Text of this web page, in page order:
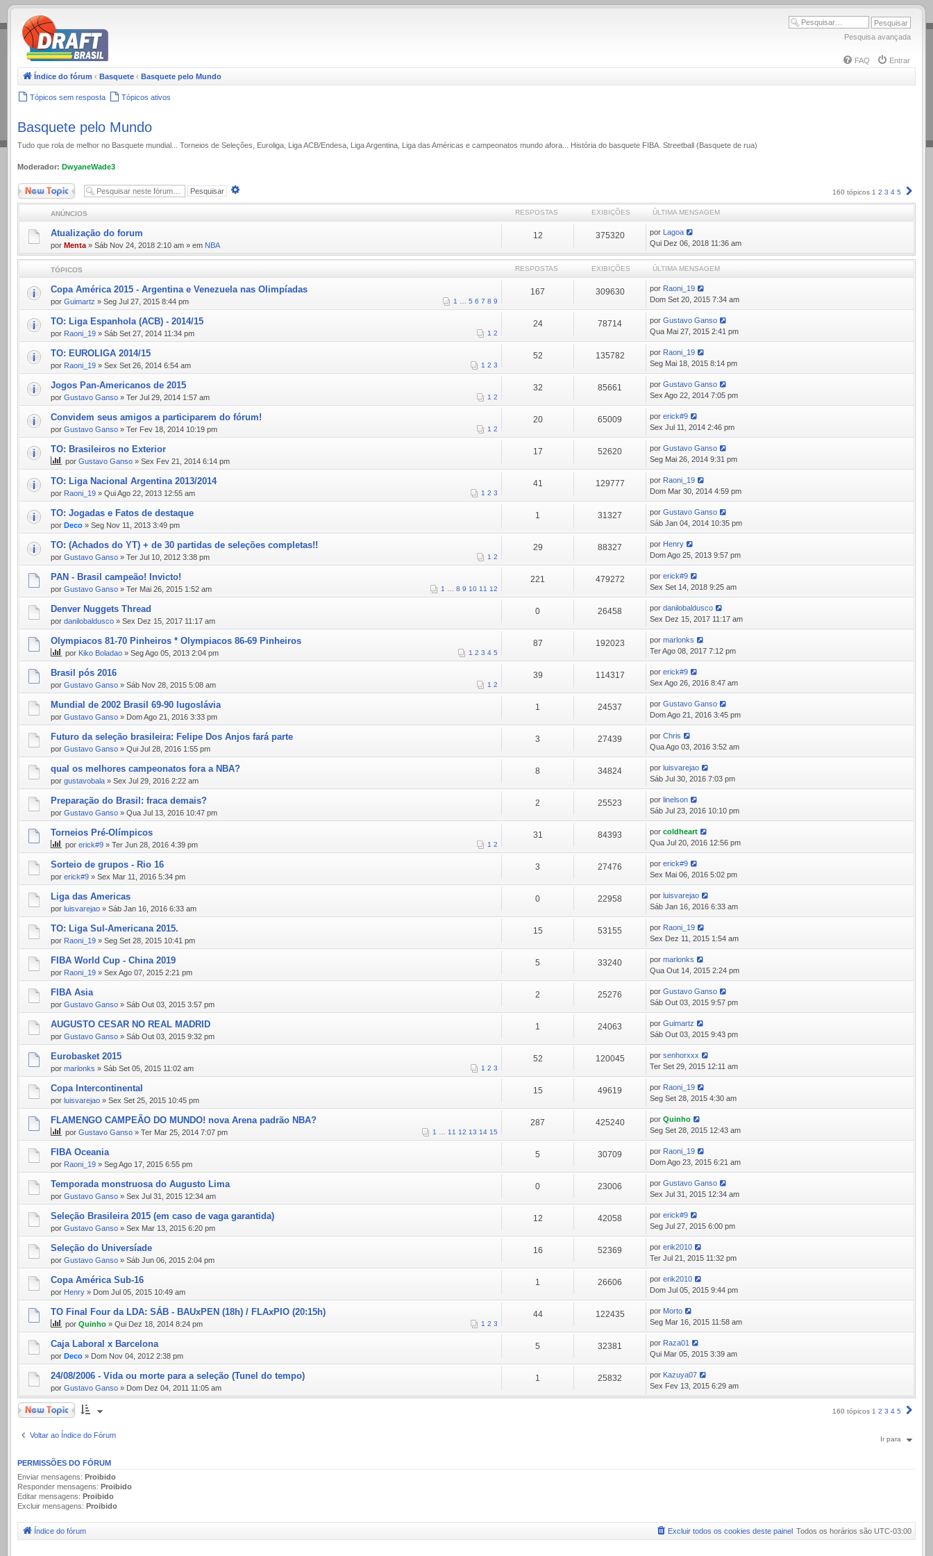
.
Pesquisa avançada
FAQ
Entrar
Índice do fórum ‹ Basquete ‹ Basquete pelo Mundo
Tópicos sem resposta Tópicos ativos
Basquete pelo Mundo
Tudo que rola de melhor no Basquete mundial... Torneios de Seleções, Euroliga, Liga ACB/Endesa, Liga Argentina, Liga das Américas e campeonatos mundo afora... História do basquete FIBA. Streetball (Basquete de rua)
Moderador: DwyaneWade3
Novo Tópico
160 tópicos 1 2 3 4 5
ANÚNCIOS RESPOSTAS EXIBIÇÕES ÚLTIMA MENSAGEM
Atualização do forum
por Menta » Sáb Nov 24, 2018 2:10 am » em NBA
12 375320 por Lagoa
Qui Dez 06, 2018 11:36 am
TÓPICOS RESPOSTAS EXIBIÇÕES ÚLTIMA MENSAGEM
Copa América 2015 - Argentina e Venezuela nas Olimpíadas
por Guimartz » Seg Jul 27, 2015 8:44 pm 1 5 6 7 8 9
167 309630 por Raoni_19
Dom Set 20, 2015 7:34 am
TO: Liga Espanhola (ACB) - 2014/15
por Raoni_19 » Sáb Set 27, 2014 11:34 pm 1 2
24 78714 porGustavo Ganso
Qua Mai 27, 2015 2:41 pm
TO: EUROLIGA 2014/15
por Raoni_19 » Sex Set 26, 2014 6:54 am 1 2 3
52 135782 por Raoni_19
Seg Mai 18, 2015 8:14 pm
Jogos Pan-Americanos de 2015
por Gustavo Ganso » Ter Jul 29, 2014 1:57 am 1 2
32 85661 porGustavo Ganso
Sex Ago 22, 2014 7:05 pm
Convidem seus amigos a participarem do fórum!
por Gustavo Ganso » Ter Fev 18, 2014 10:19 pm 1 2
20 65009 porerick#9
Sex Jul 11, 2014 2:46 pm
TO: Brasileiros no Exterior
por Gustavo Ganso » Sex Fev 21, 2014 6:14 pm
17 52620 porGustavo Ganso
Seg Mai 26, 2014 9:31 pm
TO: Liga Nacional Argentina 2013/2014
por Raoni_19 » Qui Ago 22, 2013 12:55 am 1 2 3
41 129777 por Raoni_19
Dom Mar 30, 2014 4:59 pm
TO: Jogadas e Fatos de destaque
por Deco » Seg Nov 11, 2013 3:49 pm
1 31327 porGustavo Ganso
Sáb Jan 04, 2014 10:35 pm
TO: (Achados do YT) + de 30 partidas de seleções completas!!
por Gustavo Ganso » Ter Jul 10, 2012 3:38 pm 1 2
29 88327 por Henry
Dom Ago 25, 2013 9:57 pm
PAN - Brasil campeão! Invicto!
por Gustavo Ganso » Ter Mai 26, 2015 1:52 am 1 8 9 10 11 12
221 479272 porerick#9
Sex Set 14, 2018 9:25 am
Denver Nuggets Thread
por danilobaldusco » Sex Dez 15, 2017 11:17 am
0 26458 pordanilobaldusco
Sex Dez 15, 2017 11:17 am
Olympiacos 81-70 Pinheiros * Olympiacos 86-69 Pinheiros
por Kiko Boladao » Seg Ago 05, 2013 2:04 pm 1 2 3 4 5
87 192023 pormarlonks
Ter Ago 08, 2017 7:12 pm
Brasil pós 2016
por Gustavo Ganso » Sáb Nov 28, 2015 5:08 am 1 2
39 114317 porerick#9
Sex Ago 26, 2016 8:47 am
Mundial de 2002 Brasil 69-90 Iugoslávia
por Gustavo Ganso » Dom Ago 21, 2016 3:33 pm
1 24537 porGustavo Ganso
Dom Ago 21, 2016 3:45 pm
Futuro da seleção brasileira: Felipe Dos Anjos fará parte
por Gustavo Ganso » Qui Jul 28, 2016 1:55 pm
3 27439 porChris
Qua Ago 03, 2016 3:52 am
qual os melhores campeonatos fora a NBA?
por gustavobala » Sex Jul 29, 2016 2:22 am
8 34824 porluisvarejao
Sáb Jul 30, 2016 7:03 pm
Preparação do Brasil: fraca demais?
por Gustavo Ganso » Qua Jul 13, 2016 10:47 pm
2 25523 porlinelson
Sáb Jul 23, 2016 10:10 pm
Torneios Pré-Olímpicos
por erick#9 » Ter Jun 28, 2016 4:39 pm 1 2
31 84393 porcoldheart
Qua Jul 20, 2016 12:56 pm
Sorteio de grupos - Rio 16
por erick#9 » Sex Mar 11, 2016 5:34 pm
3 27476 porerick#9
Sex Mai 06, 2016 5:02 pm
Liga das Americas
por luisvarejao » Sáb Jan 16, 2016 6:33 am
0 22958 porluisvarejao
Sáb Jan 16, 2016 6:33 am
TO: Liga Sul-Americana 2015.
por Raoni_19 » Seg Set 28, 2015 10:41 pm
15 53155 por Raoni_19
Sex Dez 11, 2015 1:54 am
FIBA World Cup - China 2019
por Raoni_19 » Sex Ago 07, 2015 2:21 pm
5 33240 pormarlonks
Qua Out 14, 2015 2:24 pm
FIBA Asia
por Gustavo Ganso » Sáb Out 03, 2015 3:57 pm
2 25276 porGustavo Ganso
Sáb Out 03, 2015 9:57 pm
AUGUSTO CESAR NO REAL MADRID
por Gustavo Ganso » Sáb Out 03, 2015 9:32 pm
1 24063 porGuimartz
Sáb Out 03, 2015 9:43 pm
Eurobasket 2015
por marlonks » Sáb Set 05, 2015 11:02 am 1 2 3
52 120045 porsenhorxxx
Ter Set 29, 2015 12:11 am
Copa Intercontinental
por luisvarejao » Sex Set 25, 2015 10:45 pm
15 49619 por Raoni_19
Seg Set 28, 2015 4:30 am
FLAMENGO CAMPEÃO DO MUNDO! nova Arena padrão NBA?
por Gustavo Ganso » Ter Mar 25, 2014 7:07 pm 1 11 12 13 14 15
287 425240 porQuinho
Seg Set 28, 2015 12:43 am
FIBA Oceania
por Raoni_19 » Seg Ago 17, 2015 6:55 pm
5 30709 por Raoni_19
Dom Ago 23, 2015 6:21 am
Temporada monstruosa do Augusto Lima
por Gustavo Ganso » Sex Jul 31, 2015 12:34 am
0 23006 porGustavo Ganso
Sex Jul 31, 2015 12:34 am
Seleção Brasileira 2015 (em caso de vaga garantida)
por Gustavo Ganso » Sex Mar 13, 2015 6:20 pm
12 42058 porerick#9
Seg Jul 27, 2015 6:00 pm
Seleção do Universíade
por Gustavo Ganso » Sáb Jun 06, 2015 2:04 pm
16 52369 porerik2010
Ter Jul 21, 2015 11:32 pm
Copa América Sub-16
por Henry » Dom Jul 05, 2015 10:49 am
1 26606 porerik2010
Dom Jul 05, 2015 9:44 pm
TO Final Four da LDA: SÁB - BAUxPEN (18h) / FLAxPIO (20:15h)
por Quinho » Qui Dez 18, 2014 8:24 pm 1 2 3
44 122435 por Morto
Seg Mar 16, 2015 11:58 am
Caja Laboral x Barcelona
por Deco » Dom Nov 04, 2012 2:38 pm
5 32381 por Raza01
Qui Mar 05, 2015 3:39 am
24/08/2006 - Vida ou morte para a seleção (Tunel do tempo)
por Gustavo Ganso » Dom Dez 04, 2011 11:05 am
1 25832 por Kazuya07
Sex Fev 13, 2015 6:29 am
Novo Tópico
160 tópicos 1 2 3 4 5
Voltar ao Índice do Fórum Ir para
PERMISSÕES DO FÓRUM
Enviar mensagens: Proibido
Responder mensagens: Proibido
Editar mensagens: Proibido
Excluir mensagens: Proibido
Índice do fórum Todos os horários são UTC-03:00
Excluir todos os cookies deste painel